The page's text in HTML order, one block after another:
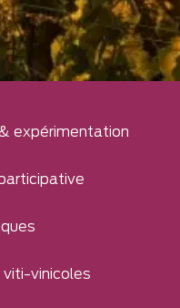
expérimentation
vinicoles